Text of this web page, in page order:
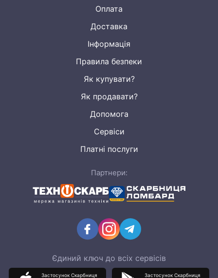
Оплата
Доставка
Інформація
Правила безпеки
Як купувати?
Як продавати?
Допомога
Сервіси
Платні послуги
Партнери:
Єдиний ключ до всіх сервісів
Застосунок Скарбниця Застосунок Скарбниця